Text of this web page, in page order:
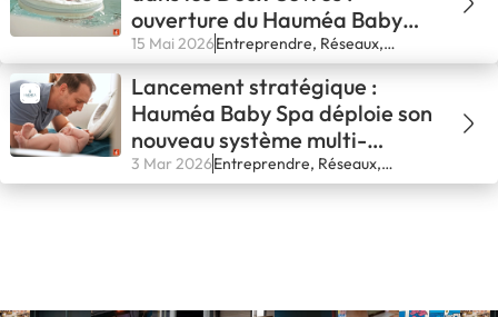
ouverture du Hauméa Baby
Spa de Brétignolles
15 Mai 2026Entreprendre, Réseaux,
Secteurs, Se lancer
Lancement stratégique :
Hauméa Baby Spa déploie son
nouveau système multi-
modèles en France
3 Mar 2026Entreprendre, Réseaux,
Secteurs, Se lancer